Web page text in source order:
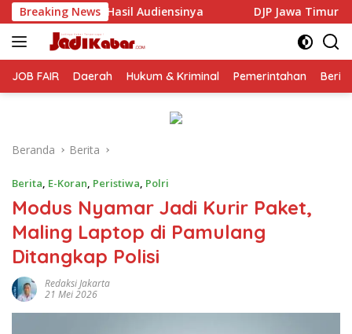
Langsung
ke
konten
Breaking NewsDJP Jawa Timur Gandeng GP Ansor
JOB FAIR Daerah Hukum & Kriminal Pemerintahan
Beranda Berita
Berita, E-Koran, Peristiwa, Polri
​Modus Nyamar Jadi Kurir Paket,
Maling Laptop di Pamulang
Ditangkap Polisi
Redaksi Jakarta
21 Mei 2026